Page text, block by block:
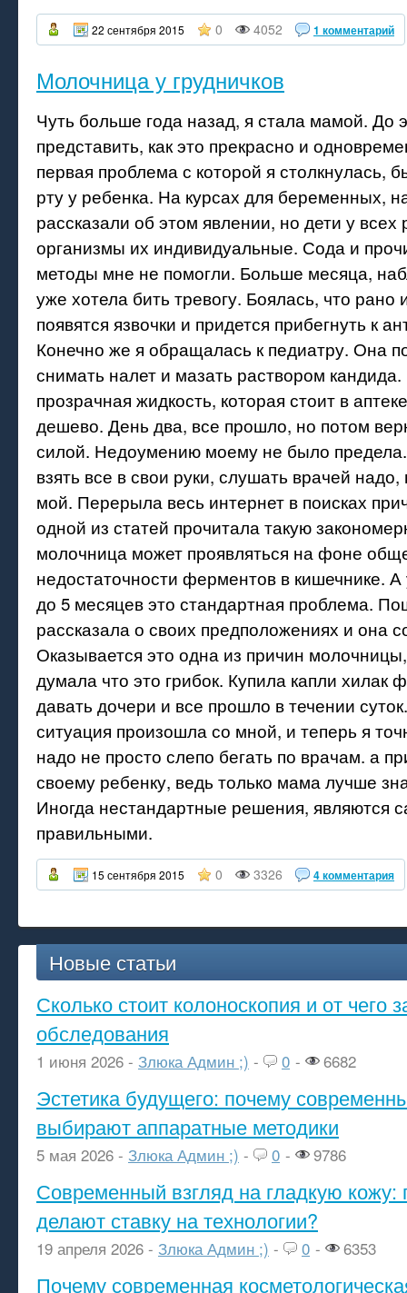
22 сентября 2015 0 4052 1 комментарий
Молочница у грудничков
Чуть больше года назад, я стала мамой. До
представить, как это прекрасно и
первая проблема с которой я столкнулась,
рту у ребенка. На курсах для беременных,
рассказали об этом явлении, но дети у всех
организмы их индивидуальные. Сода и
методы мне не помогли. Больше месяца,
уже хотела бить тревогу. Боялась, что рано
появятся язвочки и придется прибегнуть к
Конечно же я обращалась к педиатру. Она
снимать налет и мазать раствором кандида.
прозрачная жидкость, которая стоит в
дешево. День два, все прошло, но потом
силой. Недоумению моему не было
взять все в свои руки, слушать врачей
мой. Перерыла весь интернет в поисках
одной из статей прочитала такую
молочница может проявляться на фоне
недостаточности ферментов в кишечнике. А
до 5 месяцев это стандартная проблема.
рассказала о своих предположениях и она
Оказывается это одна из причин
думала что это грибок. Купила капли хилак
давать дочери и все прошло в течении
ситуация произошла со мной, и теперь я
надо не просто слепо бегать по врачам. а
своему ребенку, ведь только мама лучше
Иногда нестандартные решения, являются
правильными.
15 сентября 2015 0 3326 4 комментария
Новые статьи
Сколько стоит колоноскопия и от чего
обследования
1 июня 2026 - Злюка Админ ;) - 0 - 6682
Эстетика будущего: почему
выбирают аппаратные методики
5 мая 2026 - Злюка Админ ;) - 0 - 9786
Современный взгляд на гладкую кожу:
делают ставку на технологии?
19 апреля 2026 - Злюка Админ ;) - 0 - 6353
Почему современная